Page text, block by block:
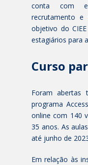
conta com
recrutamento
objetivo do
estagiários para
Curso
Foram abertas
programa
online com 140
35 anos. As
até junho de
Em relação às